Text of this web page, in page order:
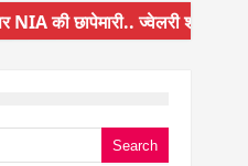
की छापेमारी.. ज्वेलरी शॉप और गन
दो अफसर घूस लेते गिरफ्तार